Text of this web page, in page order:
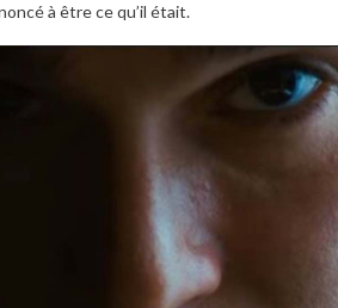
à être ce qu’il était.